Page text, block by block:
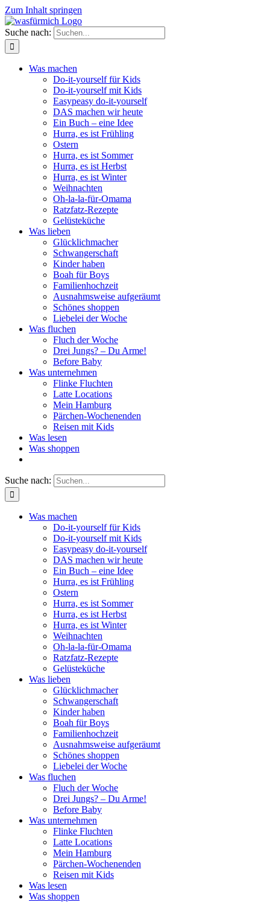
Zum Inhalt springen
Suche nach:
Was machen
Do-it-yourself für Kids
Do-it-yourself mit Kids
Easypeasy do-it-yourself
DAS machen wir heute
Ein Buch – eine Idee
Hurra, es ist Frühling
Ostern
Hurra, es ist Sommer
Hurra, es ist Herbst
Hurra, es ist Winter
Weihnachten
Oh-la-la-für-Omama
Ratzfatz-Rezepte
Gelüsteküche
Was lieben
Glücklichmacher
Schwangerschaft
Kinder haben
Boah für Boys
Familienhochzeit
Ausnahmsweise aufgeräumt
Schönes shoppen
Liebelei der Woche
Was fluchen
Fluch der Woche
Drei Jungs? – Du Arme!
Before Baby
Was unternehmen
Flinke Fluchten
Latte Locations
Mein Hamburg
Pärchen-Wochenenden
Reisen mit Kids
Was lesen
Was shoppen
Suche nach:
Was machen
Do-it-yourself für Kids
Do-it-yourself mit Kids
Easypeasy do-it-yourself
DAS machen wir heute
Ein Buch – eine Idee
Hurra, es ist Frühling
Ostern
Hurra, es ist Sommer
Hurra, es ist Herbst
Hurra, es ist Winter
Weihnachten
Oh-la-la-für-Omama
Ratzfatz-Rezepte
Gelüsteküche
Was lieben
Glücklichmacher
Schwangerschaft
Kinder haben
Boah für Boys
Familienhochzeit
Ausnahmsweise aufgeräumt
Schönes shoppen
Liebelei der Woche
Was fluchen
Fluch der Woche
Drei Jungs? – Du Arme!
Before Baby
Was unternehmen
Flinke Fluchten
Latte Locations
Mein Hamburg
Pärchen-Wochenenden
Reisen mit Kids
Was lesen
Was shoppen